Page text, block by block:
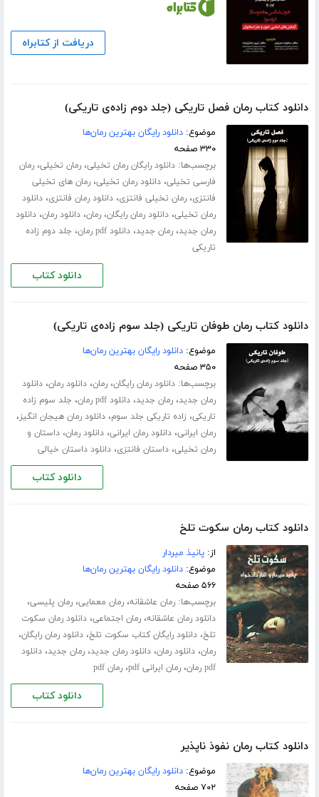
دریافت از کتابراه
دانلود کتاب رمان فصل تاریکی (جلد دوم زاده‌ی تاریکی)
موضوع:دانلود رایگان بهترین رمان‌ها
۳۳۰ صفحه
برچسب‌ها:دانلود رایگان رمان تخیلی،رمان تخیلی،رمان
فارسی تخیلی،دانلود رمان تخیلی،رمان های تخیلی
فانتزی،رمان تخیلی فانتزی،دانلود رمان فانتزی،دانلود
رمان تخیلی،دانلود رمان رایگان،رمان،دانلود رمان،دانلود
رمان جدید،رمان جدید،دانلود pdf رمان ، جلد دوم زاده
تاریکی
دانلود کتاب
دانلود کتاب رمان طوفان تاریکی (جلد سوم زاده‌ی تاریکی)
موضوع:دانلود رایگان بهترین رمان‌ها
۳۵۰ صفحه
برچسب‌ها:دانلود رمان رایگان،رمان،دانلود رمان،دانلود
رمان جدید،رمان جدید،دانلود pdf رمان ، جلد سوم زاده
تاریکی، زاده تاریکی جلد سوم،دانلود رمان هیجان انگیز،
رمان ایرانی،دانلود رمان ایرانی،دانلود رمان،داستان و
رمان تخیلی،داستان فانتزی،دانلود داستان خیالی
دانلود کتاب
دانلود کتاب رمان سکوت تلخ
از:پانیذ میردار
موضوع:دانلود رایگان بهترین رمان‌ها
۵۶۶ صفحه
برچسب‌ها:رمان عاشقانه،رمان معمایی،رمان پلیسی،
دانلود رمان عاشقانه،رمان اجتماعی،دانلود رمان سکوت
تلخ،دانلود رایگان کتاب سکوت تلخ،دانلود رمان رایگان،
رمان،دانلود رمان،دانلود رمان جدید،رمان جدید،دانلود
pdf رمان
،رمان ایرانی pdf ،رمان pdf
دانلود کتاب
دانلود کتاب رمان نفوذ ناپذیر
موضوع:دانلود رایگان بهترین رمان‌ها
۷۰۲ صفحه